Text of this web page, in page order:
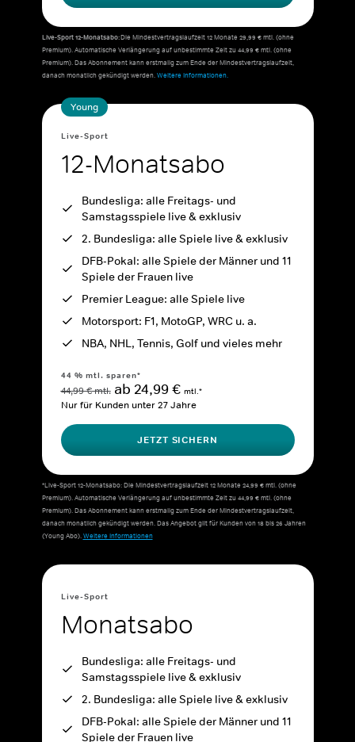
Live-Sport 12-Monatsabo:Die Mindestvertragslaufzeit 12 Monate 29,99 € mtl. (ohne
Premium). Automatische Verlängerung auf unbestimmte Zeit zu 44,99 € mtl. (ohne
Premium). Das Abonnement kann erstmalig zum Ende der Mindestvertragslaufzeit,
danach monatlich gekündigt werden.Weitere Informationen.
Young
Live-Sport
12-Monatsabo
Bundesliga: alle Freitags- und
Samstagsspiele live & exklusiv
2. Bundesliga: alle Spiele live & exklusiv
DFB-Pokal: alle Spiele der Männer und 11
Spiele der Frauen live
Premier League: alle Spiele live
Motorsport: F1, MotoGP, WRC u. a.
NBA, NHL, Tennis, Golf und vieles mehr
44 % mtl. sparen*
44,99 € mtl. ab 24,99 € mtl.*
Nur für Kunden unter 27 Jahre
JETZT SICHERN
*Live-Sport 12-Monatsabo: Die Mindestvertragslaufzeit 12 Monate 24,99 € mtl. (ohne
Premium). Automatische Verlängerung auf unbestimmte Zeit zu 44,99 € mtl. (ohne
Premium). Das Abonnement kann erstmalig zum Ende der Mindestvertragslaufzeit,
danach monatlich gekündigt werden. Das Angebot gilt für Kunden von 18 bis 26 Jahren
(Young Abo).Weitere Informationen
Live-Sport
Monatsabo
Bundesliga: alle Freitags- und
Samstagsspiele live & exklusiv
2. Bundesliga: alle Spiele live & exklusiv
DFB-Pokal: alle Spiele der Männer und 11
Spiele der Frauen live